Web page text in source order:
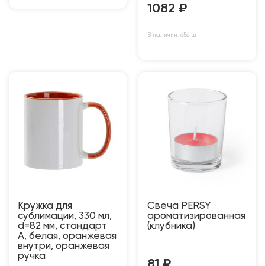
1082 ₽
В наличии: 656 шт
Кружка для
сублимации, 330 мл,
d=82 мм, стандарт
А, белая, оранжевая
внутри, оранжевая
ручка
Свеча PERSY
ароматизированная
(клубника)